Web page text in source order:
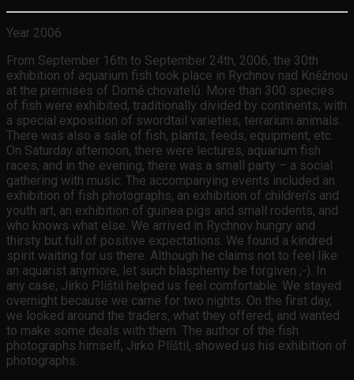
Year 2006
From September 16th to September 24th, 2006, the 30th
exhibition of aquarium fish took place in Rychnov nad Kněžnou
at the premises of Domě chovatelů. More than 300 species
of fish were exhibited, traditionally divided by continents, with
a special exposition of swordtail varieties, terrarium animals.
There was also a sale of fish, plants, feeds, equipment, etc.
On Saturday afternoon, there were lectures, aquarium fish
races, and in the evening, there was a small party – a social
gathering with music. The accompanying events included an
exhibition of fish photographs, an exhibition of children’s and
youth art, an exhibition of guinea pigs and small rodents, and
who knows what else. We arrived in Rychnov hungry and
thirsty but full of positive expectations. We found a kindred
spirit waiting for us there. Although he claims not to feel like
an aquarist anymore, let such blasphemy be forgiven ;-). In
any case, Jirko Plíštil helped us feel comfortable. We stayed
overnight because we came for two nights. On the first day,
we looked around the traders, what they offered, and wanted
to make some deals with them. The author of the fish
photographs himself, Jirko Plíštil, showed us his exhibition of
photographs.